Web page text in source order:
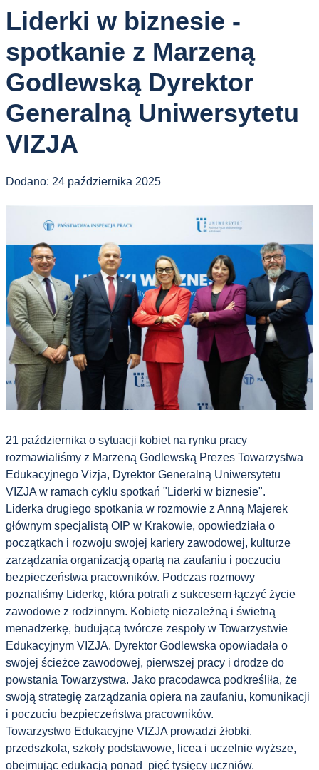
Liderki w biznesie -
spotkanie z Marzeną
Godlewską Dyrektor
Generalną Uniwersytetu
VIZJA
Dodano: 24 października 2025
21 października o sytuacji kobiet na rynku pracy
rozmawialiśmy z Marzeną Godlewską Prezes Towarzystwa
Edukacyjnego Vizja, Dyrektor Generalną Uniwersytetu
VIZJA w ramach cyklu spotkań "Liderki w biznesie".
Liderka drugiego spotkania w rozmowie z Anną Majerek
głównym specjalistą OIP w Krakowie, opowiedziała o
początkach i rozwoju swojej kariery zawodowej, kulturze
zarządzania organizacją opartą na zaufaniu i poczuciu
bezpieczeństwa pracowników. Podczas rozmowy
poznaliśmy Liderkę, która potrafi z sukcesem łączyć życie
zawodowe z rodzinnym. Kobietę niezależną i świetną
menadżerkę, budującą twórcze zespoły w Towarzystwie
Edukacyjnym VIZJA. Dyrektor Godlewska opowiadała o
swojej ścieżce zawodowej, pierwszej pracy i drodze do
powstania Towarzystwa. Jako pracodawca podkreśliła, że
swoją strategię zarządzania opiera na zaufaniu, komunikacji
i poczuciu bezpieczeństwa pracowników.
Towarzystwo Edukacyjne VIZJA prowadzi żłobki,
przedszkola, szkoły podstawowe, licea i uczelnie wyższe,
obejmując edukacją ponad pięć tysięcy uczniów.